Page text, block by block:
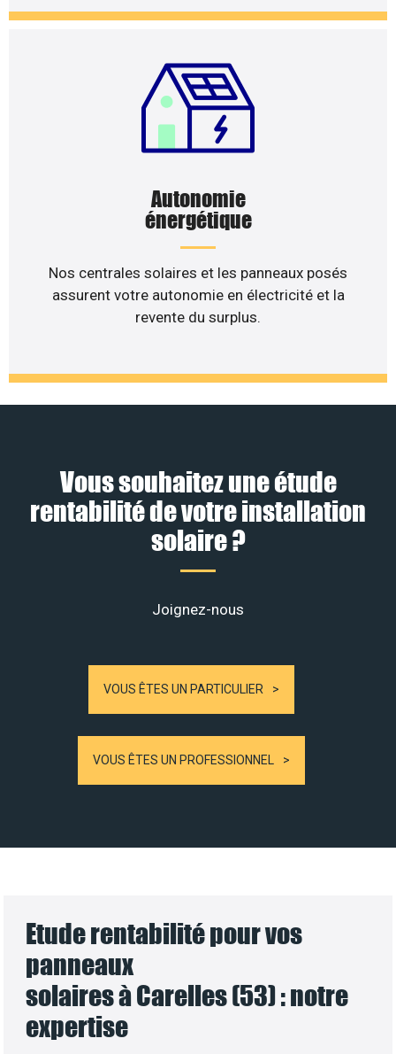
Autonomie
énergétique
Nos centrales solaires et les panneaux posés
assurent votre autonomie en électricité et la
revente du surplus.
Vous souhaitez une étude
rentabilité de votre installation
solaire ?
Joignez-nous
VOUS ÊTES UN PARTICULIER
VOUS ÊTES UN PROFESSIONNEL
Etude rentabilité pour vos
panneaux
solaires à Carelles (53) : notre
expertise